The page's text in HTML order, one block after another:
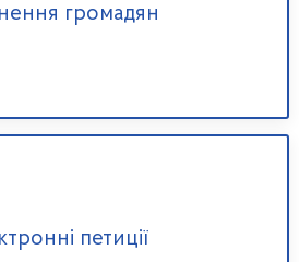
громадян
петиції